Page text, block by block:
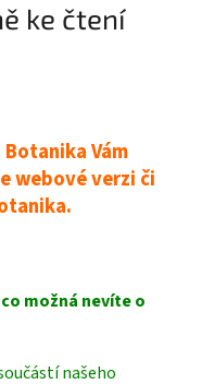
ke čtení
Vám
webové verzi či
možná nevíte o
našeho